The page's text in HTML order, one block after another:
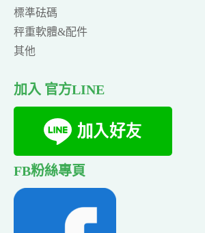
標準砝碼
秤重軟體&配件
其他
加入 官方LINE
FB粉絲專頁